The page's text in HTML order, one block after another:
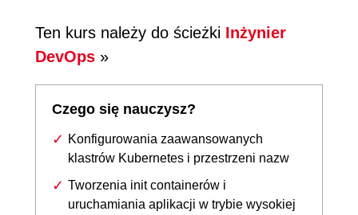
Ten kurs należy do ścieżki Inżynier
DevOps »
Czego się nauczysz?
Konfigurowania zaawansowanych
klastrów Kubernetes i przestrzeni nazw
Tworzenia init containerów i
uruchamiania aplikacji w trybie wysokiej